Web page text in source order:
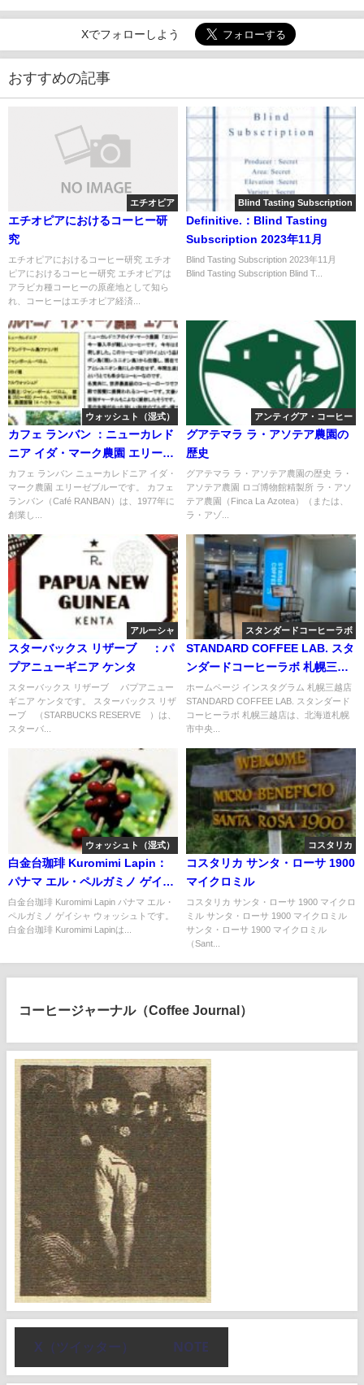
Xでフォローしよう
おすすめの記事
エチオピア
エチオピアにおけるコーヒー研
究
エチオピアにおけるコーヒー研究 エチオ
ピアにおけるコーヒー研究 エチオピアは
アラビカ種コーヒーの原産地として知ら
れ、コーヒーはエチオピア経済...
Blind Tasting Subscription
Definitive.：Blind Tasting
Subscription 2023年11月
Blind Tasting Subscription 2023年11月
Blind Tasting Subscription Blind T...
ウォッシュト（湿式）
カフェ ランバン ：ニューカレド
ニア イダ・マーク農園 エリーゼ
ブルー
カフェ ランバン ニューカレドニア イダ・
マーク農園 エリーゼブルーです。 カフェ
ランバン（Café RANBAN）は、1977年に
創業し...
アンティグア・コーヒー
グアテマラ ラ・アソテア農園の
歴史
グアテマラ ラ・アソテア農園の歴史 ラ・
アソテア農園 ロゴ博物館精製所 ラ・アソ
テア農園（Finca La Azotea）（または、
ラ・アゾ...
アルーシャ
スターバックス リザーブ® ：パ
プアニューギニア ケンタ
スターバックス リザーブ® パプアニュー
ギニア ケンタです。 スターバックス リザ
ーブ®（STARBUCKS RESERVE®）は、
スターバ...
スタンダードコーヒーラボ
STANDARD COFFEE LAB. スタ
ンダードコーヒーラボ 札幌三越
店
ホームページ インスタグラム 札幌三越店
STANDARD COFFEE LAB. スタンダード
コーヒーラボ 札幌三越店は、北海道札幌
市中央...
ウォッシュト（湿式）
白金台珈琲 Kuromimi Lapin：
パナマ エル・ペルガミノ ゲイシ
ャ ウォッシュト
白金台珈琲 Kuromimi Lapin パナマ エル・
ペルガミノ ゲイシャ ウォッシュトです。
白金台珈琲 Kuromimi Lapinは...
コスタリカ
コスタリカ サンタ・ローサ 1900
マイクロミル
コスタリカ サンタ・ローサ 1900 マイクロ
ミル サンタ・ローサ 1900 マイクロミル
サンタ・ローサ 1900 マイクロミル
（Sant...
コーヒージャーナル（Coffee Journal）
X（ツイッター） NOTE